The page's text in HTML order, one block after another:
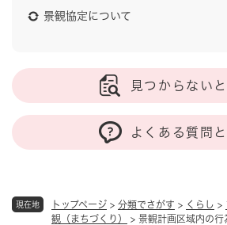
現在地 トップページ > 分類でさがす > くらし >
観（まちづくり）
> 景観計画区域内の
景観協定について
見つからない
よくある質問